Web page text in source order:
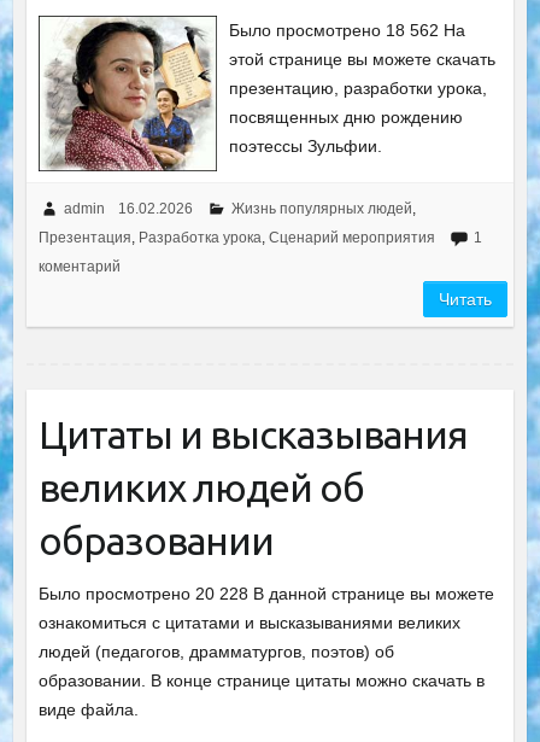
Было просмотрено 18 562 На
этой странице вы можете скачать
презентацию, разработки урока,
посвященных дню рождению
поэтессы Зульфии.
admin 16.02.2026 Жизнь популярных людей,
Презентация, Разработка урока, Сценарий мероприятия
1
коментарий
Читать
Цитаты и высказывания
великих людей об
образовании
Было просмотрено 20 228 В данной странице вы можете
ознакомиться с цитатами и высказываниями великих
людей (педагогов, драмматургов, поэтов) об
образовании. В конце странице цитаты можно скачать в
виде файла.